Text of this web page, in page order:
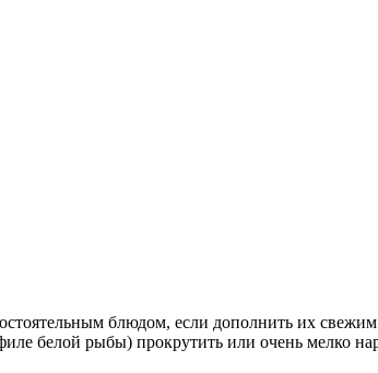
блюдом, если дополнить их
белой рыбы) прокрутить или очень мелко